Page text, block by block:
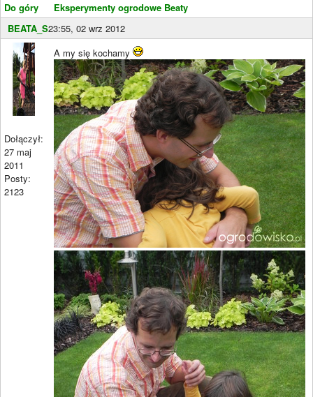
Do góry
Eksperymenty ogrodowe Beaty
BEATA_S23:55, 02 wrz 2012
Dołączył:
27 maj
2011
Posty:
2123
A my się kochamy